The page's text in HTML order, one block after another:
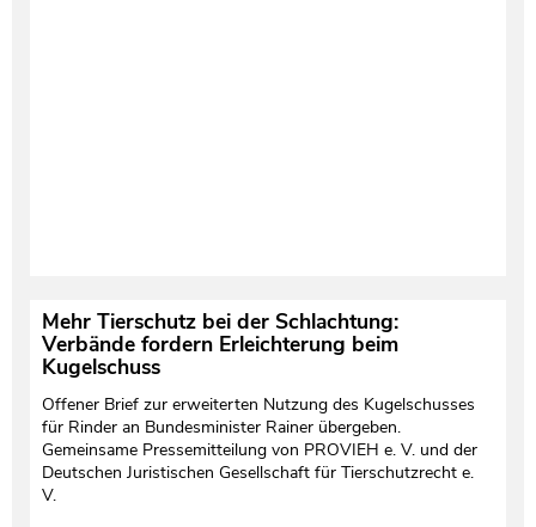
Mehr Tierschutz bei der Schlachtung:
Verbände fordern Erleichterung beim
Kugelschuss
Offener Brief zur erweiterten Nutzung des Kugelschusses
für Rinder an Bundesminister Rainer übergeben.
Gemeinsame Pressemitteilung von PROVIEH e. V. und der
Deutschen Juristischen Gesellschaft für Tierschutzrecht e.
V.